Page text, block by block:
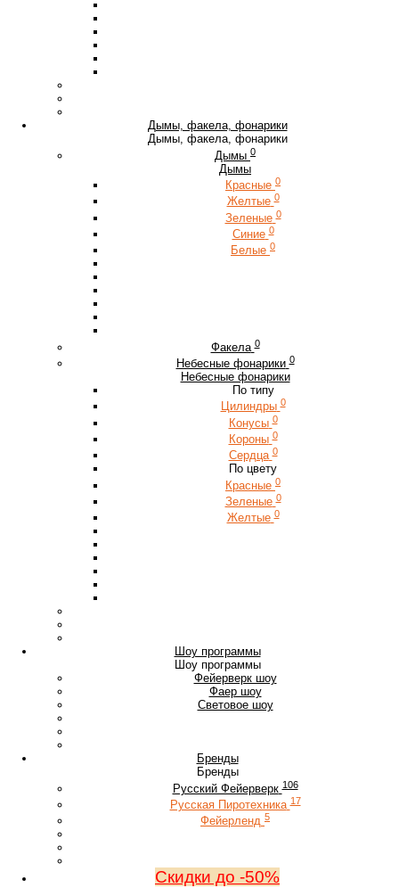
Дымы, факела, фонарики
Дымы, факела, фонарики
Дымы 0
Дымы
Красные 0
Желтые 0
Зеленые 0
Синие 0
Белые 0
Факела 0
Небесные фонарики 0
Небесные фонарики
По типу
Цилиндры 0
Конусы 0
Короны 0
Сердца 0
По цвету
Красные 0
Зеленые 0
Желтые 0
Шоу программы
Шоу программы
Фейерверк шоу
Фаер шоу
Световое шоу
Бренды
Бренды
Русский Фейерверк 106
Русская Пиротехника 17
Фейерленд 5
Скидки до -50%